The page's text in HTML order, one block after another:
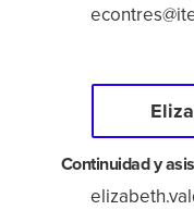
Becas
Continuidad y